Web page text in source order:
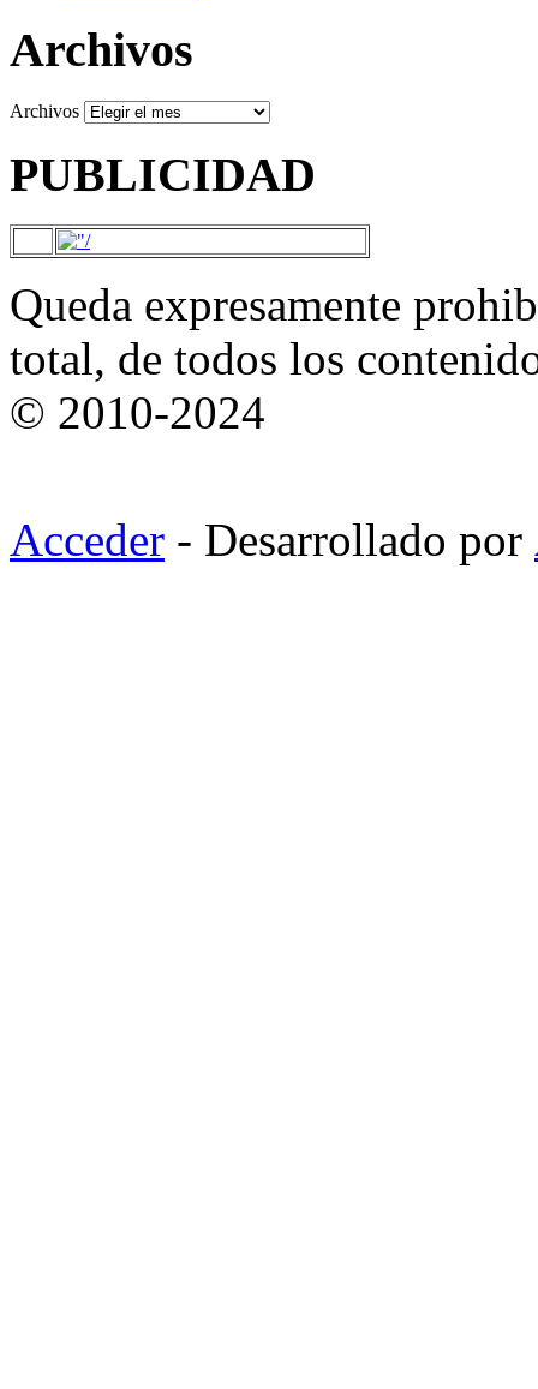
Archivos
Archivos
PUBLICIDAD
Queda expresamente
total, de todos los
© 2010-2024
Acceder - Desarrollado por